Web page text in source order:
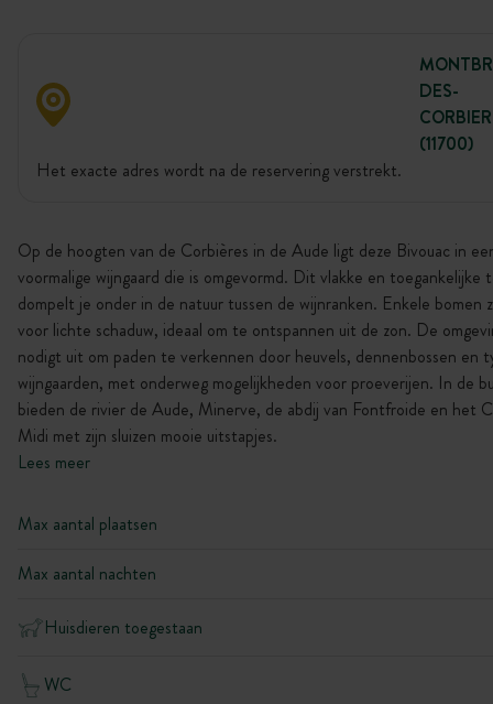
DES-
(11700)
Het exacte adres wordt na de reservering verstrekt.
Op de hoogten van de Corbières in de Aude ligt deze Bivouac in
voormalige wijngaard die is omgevormd. Dit vlakke en toegankelijke
dompelt je onder in de natuur tussen de wijnranken. Enkele bomen
voor lichte schaduw, ideaal om te ontspannen uit de zon. De
nodigt uit om paden te verkennen door heuvels, dennenbossen en
wijngaarden, met onderweg mogelijkheden voor proeverijen. In de
bieden de rivier de Aude, Minerve, de abdij van Fontfroide en het
Midi met zijn sluizen mooie uitstapjes.
Lees meer
Max aantal plaatsen
Max aantal nachten
Huisdieren toegestaan
WC